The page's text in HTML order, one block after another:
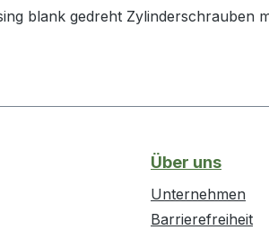
blank gedreht Zylinderschrauben
Über uns
Unternehmen
Barrierefreiheit